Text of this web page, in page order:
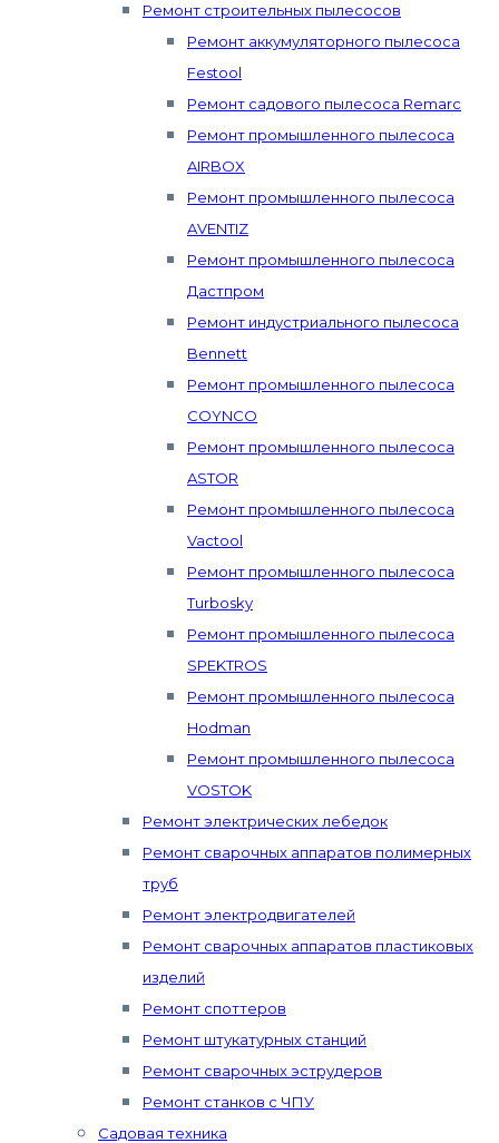
Ремонт строительных пылесосов
Ремонт аккумуляторного пылесоса
Festool
Ремонт садового пылесоса Remarc
Ремонт промышленного пылесоса
AIRBOX
Ремонт промышленного пылесоса
AVENTIZ
Ремонт промышленного пылесоса
Дастпром
Ремонт индустриального пылесоса
Bennett
Ремонт промышленного пылесоса
COYNCO
Ремонт промышленного пылесоса
ASTOR
Ремонт промышленного пылесоса
Vactool
Ремонт промышленного пылесоса
Turbosky
Ремонт промышленного пылесоса
SPEKTROS
Ремонт промышленного пылесоса
Hodman
Ремонт промышленного пылесоса
VOSTOK
Ремонт электрических лебедок
Ремонт сварочных аппаратов полимерных
труб
Ремонт электродвигателей
Ремонт сварочных аппаратов пластиковых
изделий
Ремонт споттеров
Ремонт штукатурных станций
Ремонт сварочных эструдеров
Ремонт станков с ЧПУ
Садовая техника